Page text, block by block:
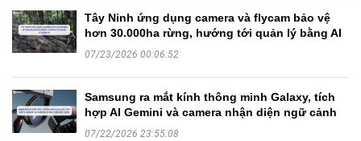
Tây Ninh ứng dụng camera và flycam bảo vệ
hơn 30.000ha rừng, hướng tới quản lý bằng AI
07/23/2026 00:06:52
Samsung ra mắt kính thông minh Galaxy, tích
hợp AI Gemini và camera nhận diện ngữ cảnh
07/22/2026 23:55:08